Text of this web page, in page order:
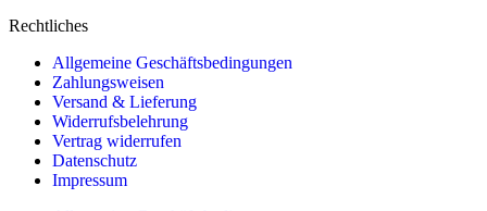
Rechtliches
Allgemeine Geschäftsbedingungen
Zahlungsweisen
Versand & Lieferung
Widerrufsbelehrung
Vertrag widerrufen
Datenschutz
Impressum